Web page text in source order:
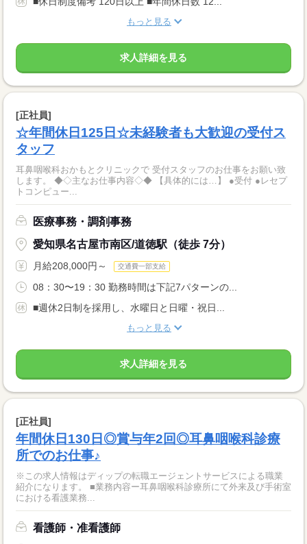
もっと見る
求人詳細を見る
[正社員]
☆年間休日125日☆未経験者も大歓迎の受付ス
タッフ
耳鼻咽喉科おかもとクリニックで 受付スタッフのお仕事をお願い致
します。 ◆◇主なお仕事内容◇◆ 【具体的には…】 ●受付 ●レセプ
トコンピュー...
医療事務・調剤事務
愛知県名古屋市南区/道徳駅（徒歩 7分）
月給208,000円～ 交通費一部支給
08：30〜19：30 勤務時間は下記7パターンの...
■週休2日制を採用し、水曜日と日曜・祝日...
もっと見る
求人詳細を見る
[正社員]
年間休日130日◎賞与年2回◎耳鼻咽喉科診療
所でのお仕事♪
※この求人情報はディップの転職エージェントサービスによる職業
紹介になります。 ■業務内容ー耳鼻咽喉科診療所にて外来及び手術室
における看護業務...
看護師・准看護師